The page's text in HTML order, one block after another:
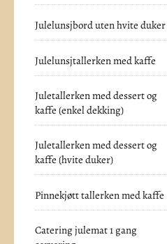
Julelunsjbord uten hvite duker
Julelunsjtallerken med kaffe
Juletallerken med dessert og
kaffe (enkel dekking)
Juletallerken med dessert og
kaffe (hvite duker)
Pinnekjøtt tallerken med kaffe
Catering julemat 1 gang